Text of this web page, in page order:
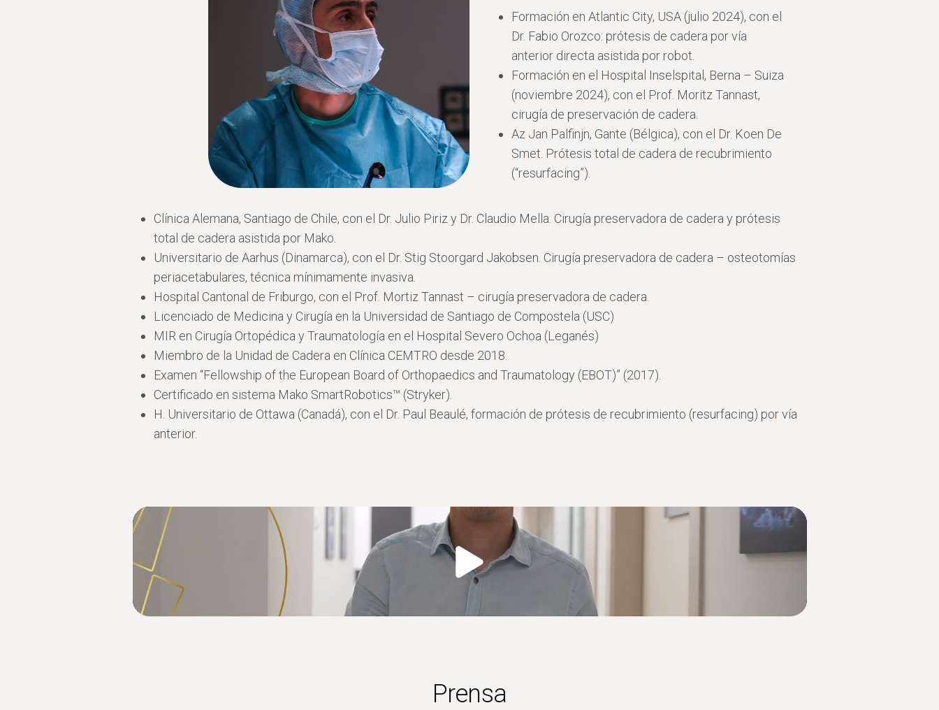
Formación en Atlantic City, USA (julio 2024), con el
Dr. Fabio Orozco: prótesis de cadera por vía
anterior directa asistida por robot.
Formación en el Hospital Inselspital, Berna – Suiza
(noviembre 2024), con el Prof. Moritz Tannast,
cirugía de preservación de cadera.
Az Jan Palfinjn, Gante (Bélgica), con el Dr. Koen De
Smet. Prótesis total de cadera de recubrimiento
(“resurfacing”).
Clínica Alemana, Santiago de Chile, con el Dr. Julio Piriz y Dr. Claudio Mella. Cirugía preservadora de cadera y prótesis
total de cadera asistida por Mako.
Universitario de Aarhus (Dinamarca), con el Dr. Stig Stoorgard Jakobsen. Cirugía preservadora de cadera – osteotomías
periacetabulares, técnica mínimamente invasiva.
Hospital Cantonal de Friburgo, con el Prof. Mortiz Tannast – cirugía preservadora de cadera.
Licenciado de Medicina y Cirugía en la Universidad de Santiago de Compostela (USC)
MIR en Cirugía Ortopédica y Traumatología en el Hospital Severo Ochoa (Leganés)
Miembro de la Unidad de Cadera en Clínica CEMTRO desde 2018.
Examen “Fellowship of the European Board of Orthopaedics and Traumatology (EBOT)” (2017).
Certificado en sistema Mako SmartRobotics™ (Stryker).
H. Universitario de Ottawa (Canadá), con el Dr. Paul Beaulé, formación de prótesis de recubrimiento (resurfacing) por vía
anterior.
Prensa